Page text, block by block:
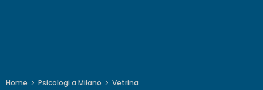
Home Psicologi a Milano Vetrina